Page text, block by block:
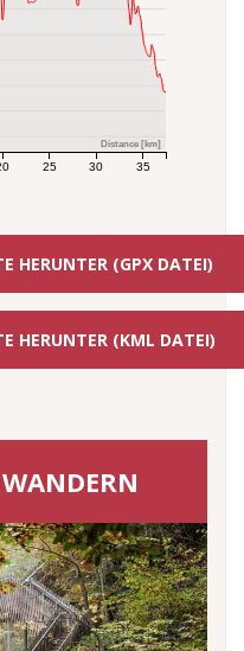
25 30 35
Distance [km]
HERUNTER (GPX DATEI)
HERUNTER (KML DATEI)